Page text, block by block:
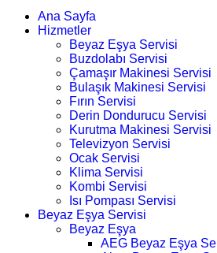
Ana Sayfa
Hizmetler
Beyaz Eşya Servisi
Buzdolabı Servisi
Çamaşır Makinesi Servisi
Bulaşık Makinesi Servisi
Fırın Servisi
Derin Dondurucu Servisi
Kurutma Makinesi Servisi
Televizyon Servisi
Ocak Servisi
Klima Servisi
Kombi Servisi
Isı Pompası Servisi
Beyaz Eşya Servisi
Beyaz Eşya
AEG Beyaz Eşya